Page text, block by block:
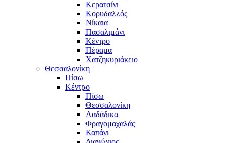
Κερατσίνι
Κορυδαλλός
Νίκαια
Πασαλιμάνι
Κέντρο
Πέραμα
Χατζηκυριάκειο
Θεσσαλονίκη
Πίσω
Κέντρο
Πίσω
Θεσσαλονίκη
Λαδάδικα
Φραγομαχαλάς
Καπάνι